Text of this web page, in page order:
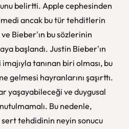
belirtti. Apple cephesinden
ancak bu tür tehditlerin
Bieber'ın bu sözlerinin
başlandı. Justin Bieber'ın
tanınan biri olması, bu
gelmesi hayranlarını şaşırttı.
yaşayabileceği ve duygusal
Bu nedenle,
sert tehdidinin neyin sonucu